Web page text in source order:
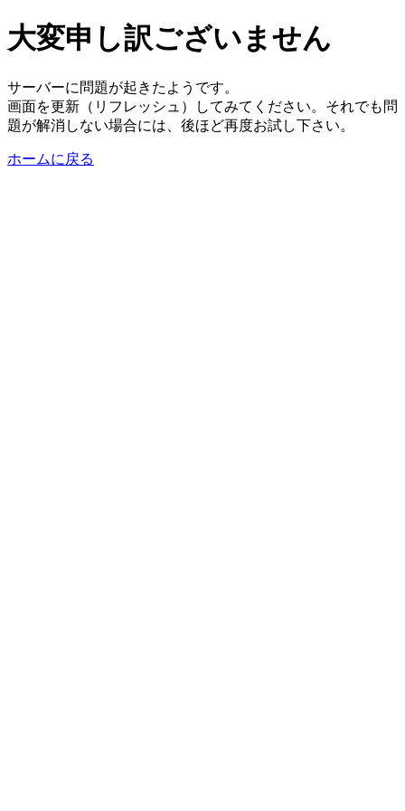
大変申し訳ございません
サーバーに問題が起きたようです。
画面を更新（リフレッシュ）してみてください。それでも問
題が解消しない場合には、後ほど再度お試し下さい。
ホームに戻る